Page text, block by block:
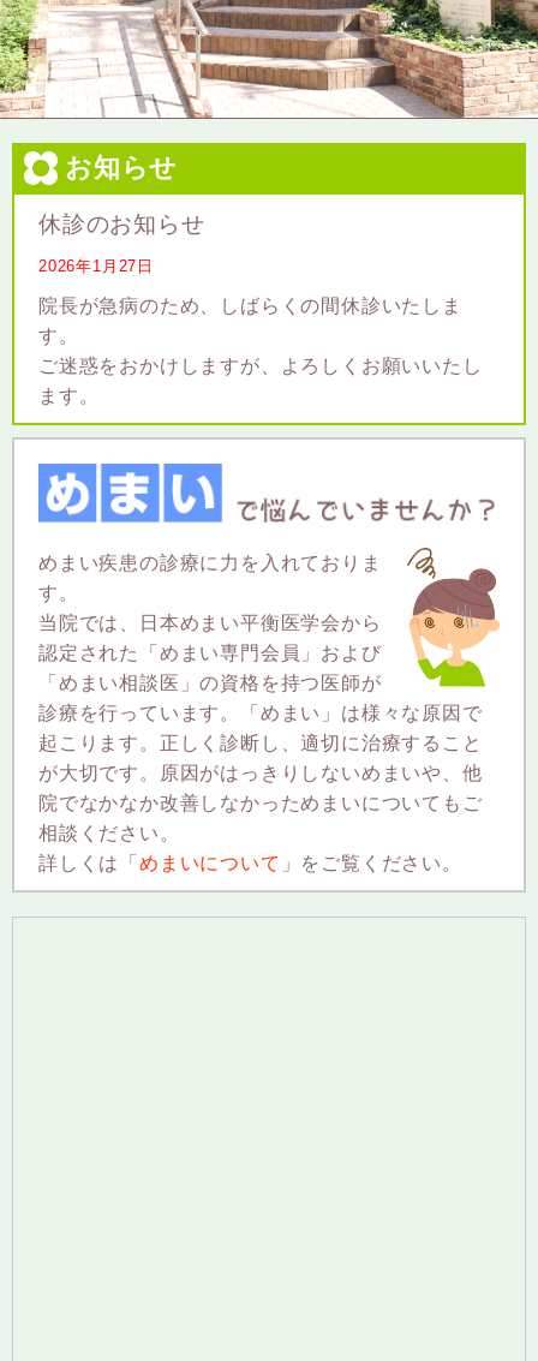
お知らせ
休診のお知らせ
2026年1月27日
院長が急病のため、しばらくの間休診いたしま
す。
ご迷惑をおかけしますが、よろしくお願いいたし
ます。
めまい疾患の診療に力を入れておりま
す。
当院では、日本めまい平衡医学会から
認定された「めまい専門会員」および
「めまい相談医」の資格を持つ医師が
診療を行っています。「めまい」は様々な原因で
起こります。正しく診断し、適切に治療すること
が大切です。原因がはっきりしないめまいや、他
院でなかなか改善しなかっためまいについてもご
相談ください。
詳しくは「 めまいについて 」をご覧ください。